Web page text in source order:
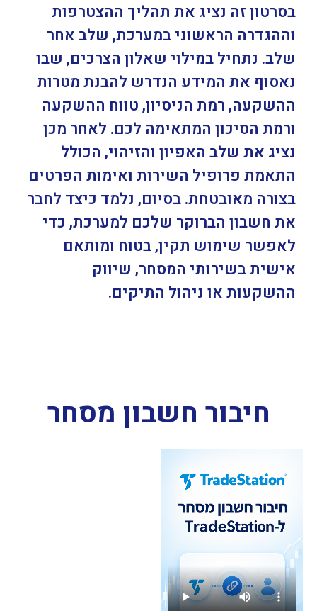
בסרטון זה נציג את תהליך ההצטרפות
וההגדרה הראשוני במערכת, שלב אחר
שלב. נתחיל במילוי שאלון הצרכים, שבו
נאסוף את המידע הנדרש להבנת מטרות
ההשקעה, רמת הניסיון, טווח ההשקעה
ורמת הסיכון המתאימה לכם. לאחר מכן
נציג את שלב האפיון והזיהוי, הכולל
התאמת פרופיל השירות ואימות הפרטים
בצורה מאובטחת. בסיום, נלמד כיצד לחבר
את חשבון הברוקר שלכם למערכת, כדי
לאפשר שימוש תקין, בטוח ומותאם
אישית בשירותי המסחר, שיווק
ההשקעות או ניהול התיקים.
חיבור חשבון מסחר